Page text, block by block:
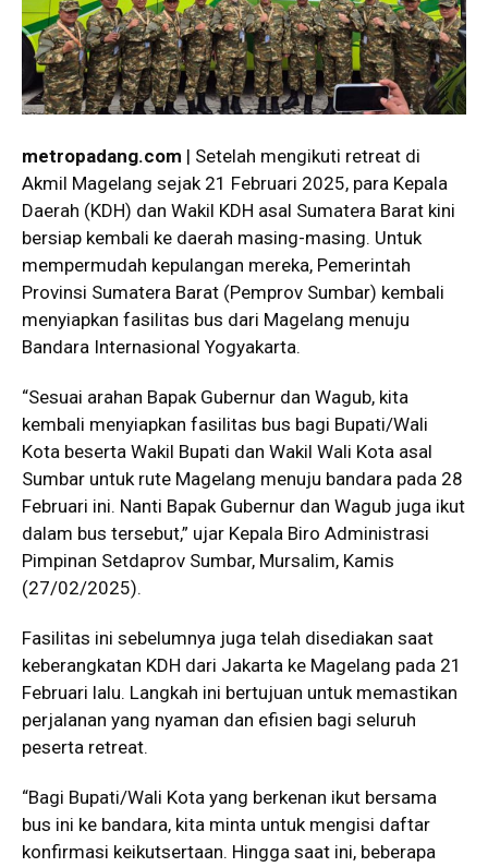
metropadang.com | Setelah mengikuti retreat di
Akmil Magelang sejak 21 Februari 2025, para Kepala
Daerah (KDH) dan Wakil KDH asal Sumatera Barat kini
bersiap kembali ke daerah masing-masing. Untuk
mempermudah kepulangan mereka, Pemerintah
Provinsi Sumatera Barat (Pemprov Sumbar) kembali
menyiapkan fasilitas bus dari Magelang menuju
Bandara Internasional Yogyakarta.
“Sesuai arahan Bapak Gubernur dan Wagub, kita
kembali menyiapkan fasilitas bus bagi Bupati/Wali
Kota beserta Wakil Bupati dan Wakil Wali Kota asal
Sumbar untuk rute Magelang menuju bandara pada 28
Februari ini. Nanti Bapak Gubernur dan Wagub juga ikut
dalam bus tersebut,” ujar Kepala Biro Administrasi
Pimpinan Setdaprov Sumbar, Mursalim, Kamis
(27/02/2025).
Fasilitas ini sebelumnya juga telah disediakan saat
keberangkatan KDH dari Jakarta ke Magelang pada 21
Februari lalu. Langkah ini bertujuan untuk memastikan
perjalanan yang nyaman dan efisien bagi seluruh
peserta retreat.
“Bagi Bupati/Wali Kota yang berkenan ikut bersama
bus ini ke bandara, kita minta untuk mengisi daftar
konfirmasi keikutsertaan. Hingga saat ini, beberapa